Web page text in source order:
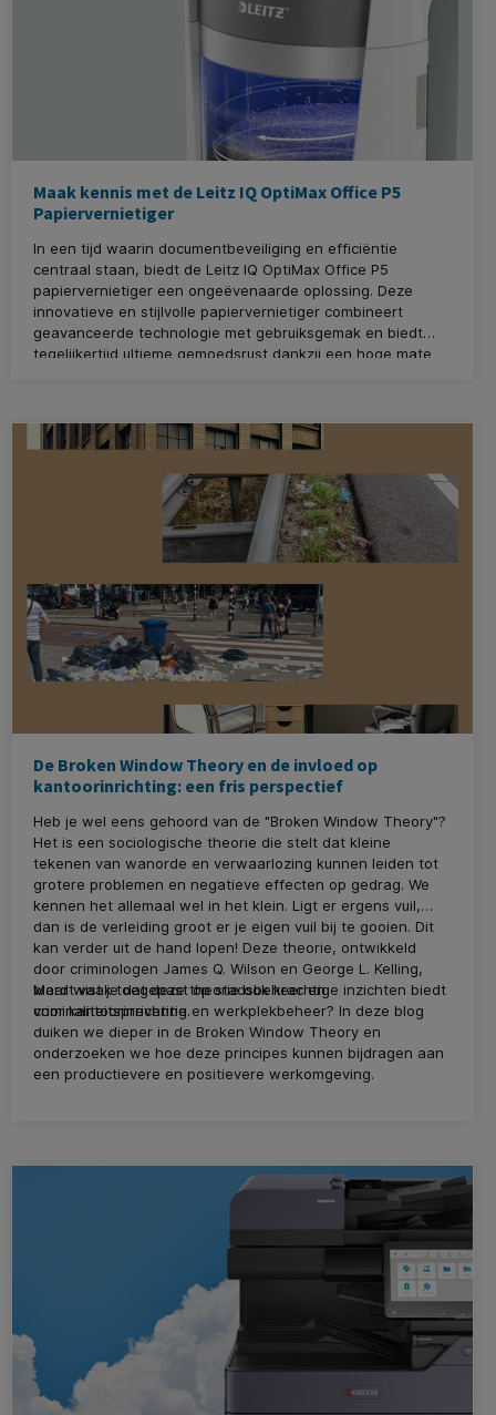
Maak kennis met de Leitz IQ OptiMax Office P5
Papiervernietiger
In een tijd waarin documentbeveiliging en efficiëntie
centraal staan, biedt de Leitz IQ OptiMax Office P5
papiervernietiger een ongeëvenaarde oplossing. Deze
innovatieve en stijlvolle papiervernietiger combineert
geavanceerde technologie met gebruiksgemak en biedt
tegelijkertijd ultieme gemoedsrust dankzij een hoge mate
De Broken Window Theory en de invloed op
kantoorinrichting: een fris perspectief
Heb je wel eens gehoord van de "Broken Window Theory"?
Het is een sociologische theorie die stelt dat kleine
tekenen van wanorde en verwaarlozing kunnen leiden tot
grotere problemen en negatieve effecten op gedrag. We
kennen het allemaal wel in het klein. Ligt er ergens vuil,
dan is de verleiding groot er je eigen vuil bij te gooien. Dit
kan verder uit de hand lopen! Deze theorie, ontwikkeld
door criminologen James Q. Wilson en George L. Kelling,
wordt vaak toegepast op stadsbeheer en
criminaliteitspreventie.
Maar wist je dat deze theorie ook krachtige inzichten biedt
voor kantoorinrichting en werkplekbeheer? In deze blog
duiken we dieper in de Broken Window Theory en
onderzoeken we hoe deze principes kunnen bijdragen aan
een productievere en positievere werkomgeving.